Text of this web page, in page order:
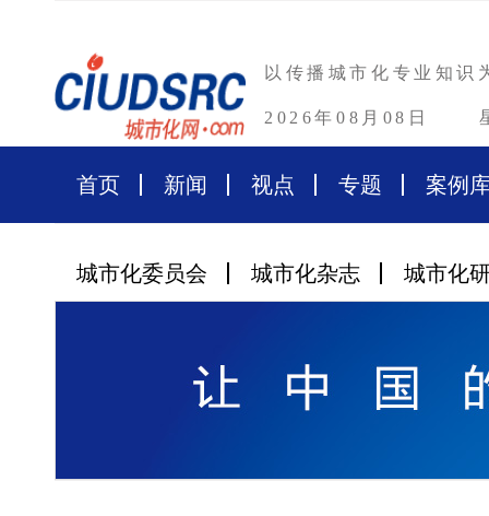
以传播城市化专业知识
2026年08月08日
首页 新闻 视点 专题 案例
城市化委员会 城市化杂志 城市化